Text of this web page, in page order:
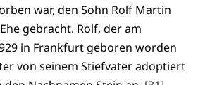
war, den Sohn Rolf Martin
gebracht. Rolf, der am
in Frankfurt geboren worden
von seinem Stiefvater adoptiert